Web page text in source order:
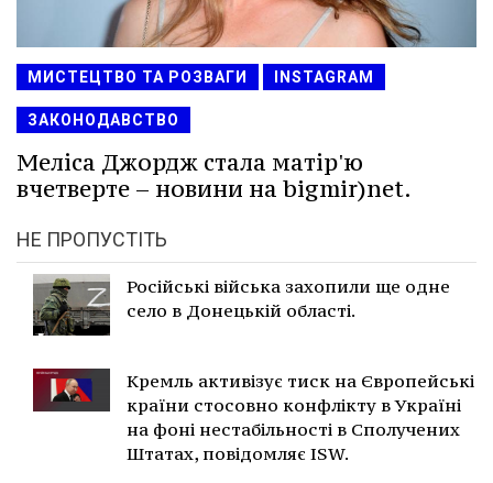
МИСТЕЦТВО ТА РОЗВАГИ INSTAGRAM
ЗАКОНОДАВСТВО
Меліса Джордж стала матір'ю
вчетверте – новини на bigmir)net.
НЕ ПРОПУСТІТЬ
Російські війська захопили ще одне
село в Донецькій області.
Кремль активізує тиск на Європейські
країни стосовно конфлікту в Україні
на фоні нестабільності в Сполучених
Штатах, повідомляє ISW.